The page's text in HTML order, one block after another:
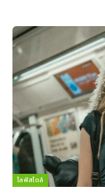
ไลฟ์สไตล์